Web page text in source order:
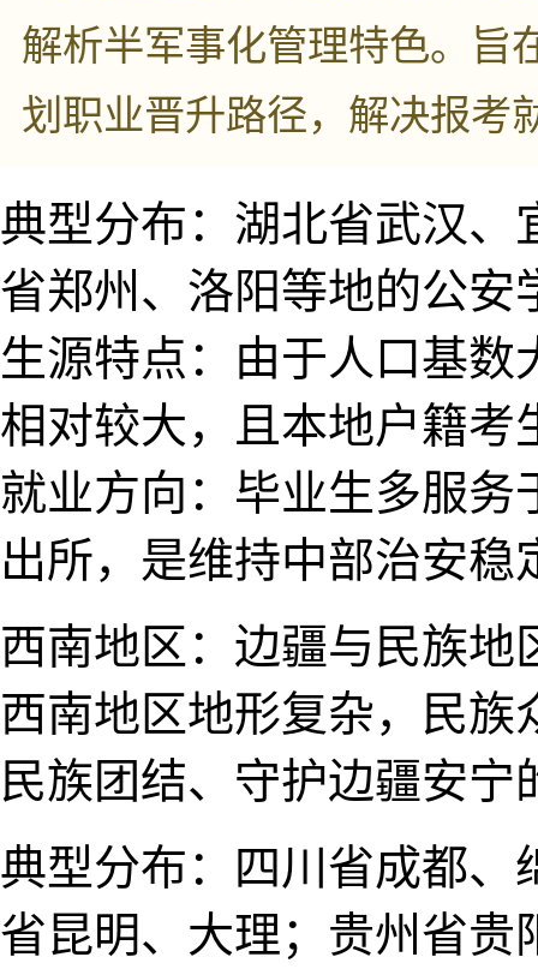
解析半军事化管理特色。旨
划职业晋升路径​，解决报考
典型分布：湖北省武​汉、
省郑州、洛​阳等地的公安
生源特点：由于人口基
相对较大，且本地户籍​考
就​业方向：毕业生​多服
出所​，是维持中部治安稳
西南地区：边疆与民族地
西南地区地形复杂，民
民族团结、守护边疆安宁
典型分布​：四​川省成都、
省昆明、大理；贵州省贵